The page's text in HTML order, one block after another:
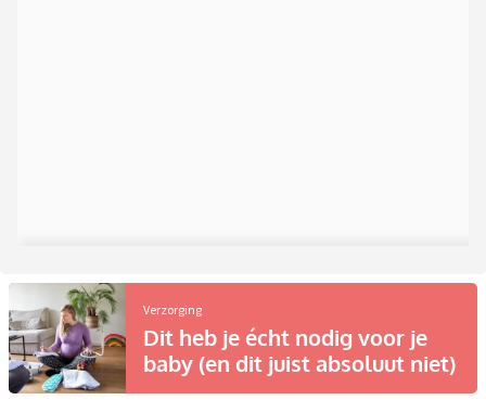
Verzorging
Dit heb je écht nodig voor je
baby (en dit juist absoluut niet)